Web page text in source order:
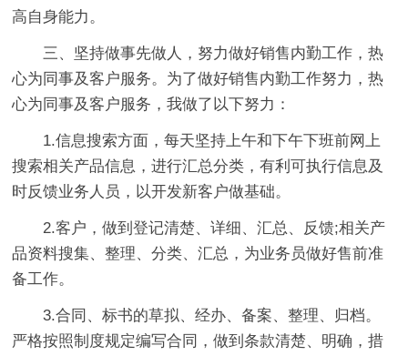
高自身能力。
三、坚持做事先做人，努力做好销售内勤工作，热
心为同事及客户服务。为了做好销售内勤工作努力，热
心为同事及客户服务，我做了以下努力：
1.信息搜索方面，每天坚持上午和下午下班前网上
搜索相关产品信息，进行汇总分类，有利可执行信息及
时反馈业务人员，以开发新客户做基础。
2.客户，做到登记清楚、详细、汇总、反馈;相关产
品资料搜集、整理、分类、汇总，为业务员做好售前准
备工作。
3.合同、标书的草拟、经办、备案、整理、归档。
严格按照制度规定编写合同，做到条款清楚、明确，措